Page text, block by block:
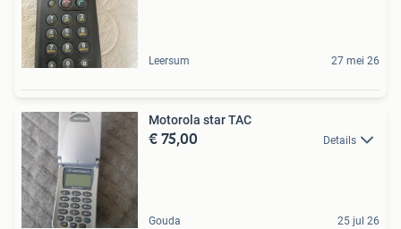
Leersum 27 mei 26
Motorola star TAC
€ 75,00 Details
Gouda 25 jul 26